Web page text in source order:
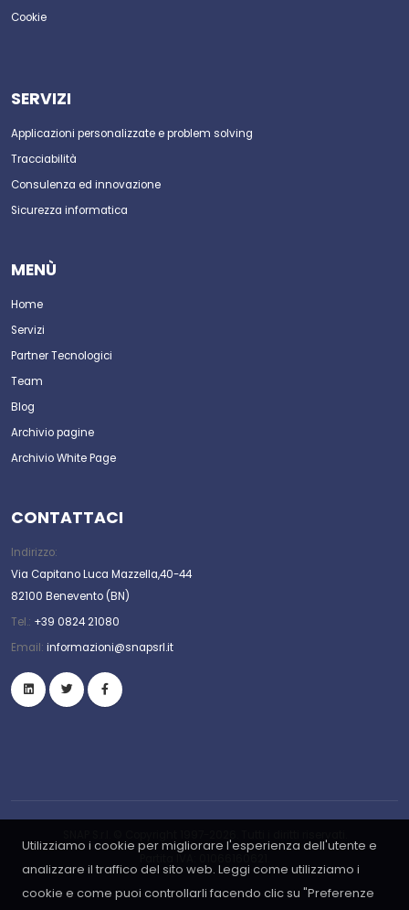
Utilizziamo i cookie per migliorare l'esperienza dell'utente e
analizzare il traffico del sito web. Leggi come utilizziamo i
cookie e come puoi controllarli facendo clic su "Preferenze
Cookie
SERVIZI
Applicazioni personalizzate e problem solving
Tracciabilità
Consulenza ed innovazione
Sicurezza informatica
MENÙ
Home
Servizi
Partner Tecnologici
Team
Blog
Archivio pagine
Archivio White Page
CONTATTACI
Indirizzo:
Via Capitano Luca Mazzella,40-44
82100 Benevento (BN)
Tel.: +39 0824 21080
Email: informazioni@snapsrl.it